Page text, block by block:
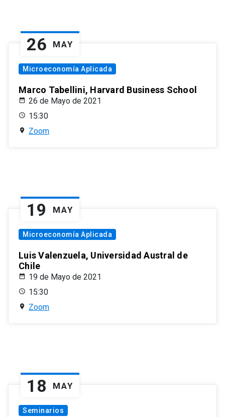
26 MAY
Microeconomía Aplicada
Marco Tabellini, Harvard Business School
26 de Mayo de 2021
15:30
Zoom
19 MAY
Microeconomía Aplicada
Luis Valenzuela, Universidad Austral de
Chile
19 de Mayo de 2021
15:30
Zoom
18 MAY
Seminarios